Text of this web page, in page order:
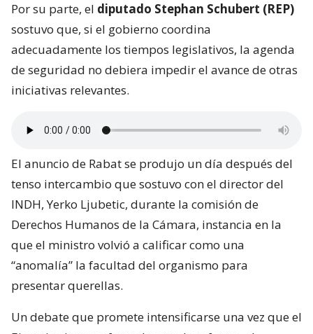
Por su parte, el diputado Stephan Schubert (REP)
sostuvo que, si el gobierno coordina
adecuadamente los tiempos legislativos, la agenda
de seguridad no debiera impedir el avance de otras
iniciativas relevantes.
El anuncio de Rabat se produjo un día después del
tenso intercambio que sostuvo con el director del
INDH, Yerko Ljubetic, durante la comisión de
Derechos Humanos de la Cámara, instancia en la
que el ministro volvió a calificar como una
“anomalía” la facultad del organismo para
presentar querellas.
Un debate que promete intensificarse una vez que el